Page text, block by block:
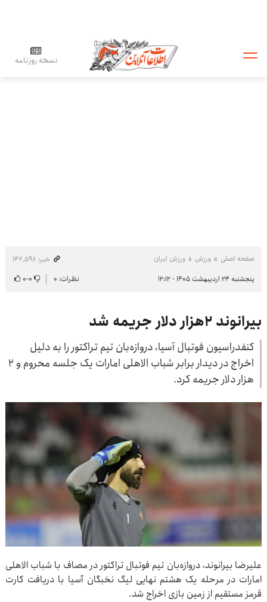
نسخه روزنامه
صفحه اصلی ورزش ورزش ایران
خبر: ۱۴۷٬۵۹۸
پنجشنبه ۲۴ اردیبهشت ۱۴۰۵ - ۱۲:۱۲
نظرات: ۰ ۰-۰
بیرانوند ۲هزار دلار جریمه شد
کنفدراسیون فوتبال آسیا، دروازه‌بان تیم تراکتور را به دلیل
اخراج در دیدار برابر شباب الاهلی امارات یک جلسه محروم و ۲
هزار دلار جریمه کرد.
علیرضا بیرانوند، دروازه‌بان تیم فوتبال تراکتور در مصاف با شباب الاهلی
امارات در مرحله یک هشتم نهایی لیگ نخبگان آسیا با دریافت کارت
قرمز مستقیم از زمین بازی اخراج شد.